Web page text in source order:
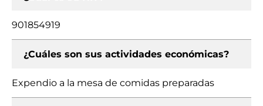
901854919
¿Cuáles son sus actividades económicas?
Expendio a la mesa de comidas preparadas